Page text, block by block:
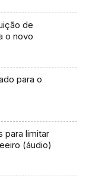
de
o novo
para o
para limitar
(áudio)